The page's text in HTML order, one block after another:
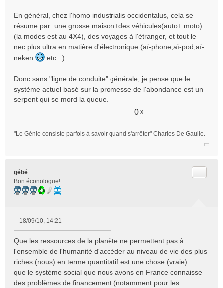
En général, chez l'homo industrialis occidentalus, cela se
résume par: une grosse maison+des véhicules(auto+ moto)
(la modes est au 4X4), des voyages à l'étranger, et tout le
nec plus ultra en matière d'électronique (aï-phone,aï-pod,aï-
neken
etc...).
Donc sans "ligne de conduite" générale, je pense que le
système actuel basé sur la promesse de l'abondance est un
serpent qui se mord la queue.
0 x
"Le Génie consiste parfois à savoir quand s'arrêter" Charles De Gaulle.
gébé
Bon éconologue!
s
s
a
g
e
18/09/10, 14:21
Que les ressources de la planète ne permettent pas à
l'ensemble de l'humanité d'accéder au niveau de vie des plus
riches (nous) en terme quantitatif est une chose (vraie)......
que le système social que nous avons en France connaisse
des problèmes de financement (notamment pour les